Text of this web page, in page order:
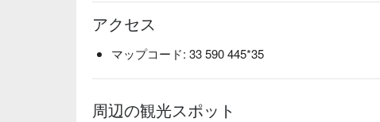
アクセス
マップコード: 33 590 445*35
周辺の観光スポット